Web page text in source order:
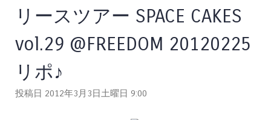
リースツアー SPACE CAKES
vol.29 @FREEDOM 20120225
リポ♪
投稿日 2012年3月3日土曜日 9:00